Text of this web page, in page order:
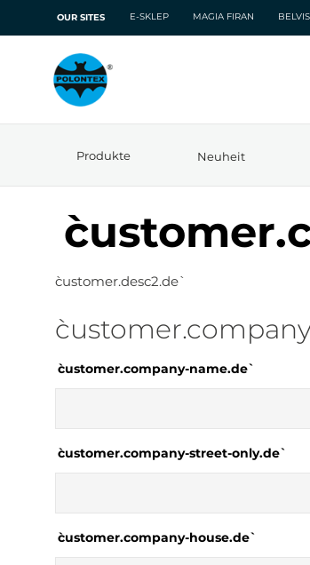
OUR SITES E-SKLEP MAGIA FIRAN
Produkte Neuheit
`customer.desc2.de`
`customer.company-name.de`
`customer.company-street-only.de`
`customer.company-house.de`